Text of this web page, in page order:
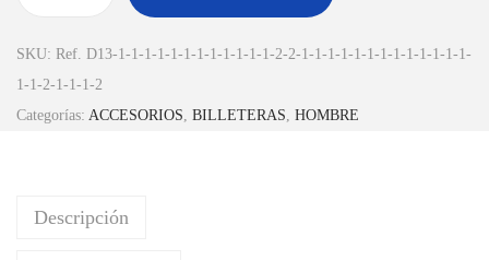
SKU: Ref. D13-1-1-1-1-1-1-1-1-1-1-1-1-2-2-1-1-1-1-1-1-1-1-1-1-1-1-1-
1-1-2-1-1-1-2
Categorías: ACCESORIOS, BILLETERAS, HOMBRE
Descripción